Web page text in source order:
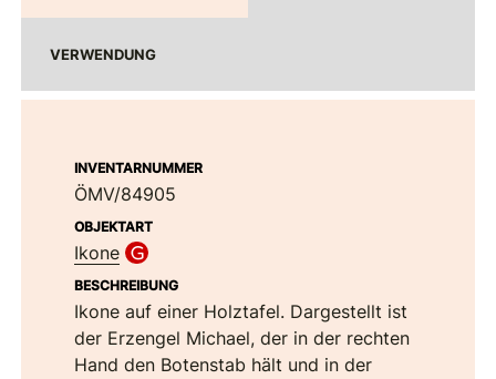
VERWENDUNG
INVENTARNUMMER
ÖMV/84905
OBJEKTART
Ikone
BESCHREIBUNG
Ikone auf einer Holztafel. Dargestellt ist
der Erzengel Michael, der in der rechten
Hand den Botenstab hält und in der